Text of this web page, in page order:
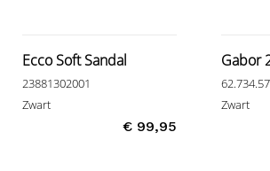
Ecco Soft Sandal
23881302001
Zwart
€ 99,95
Gabor
62.734.57
Zwart